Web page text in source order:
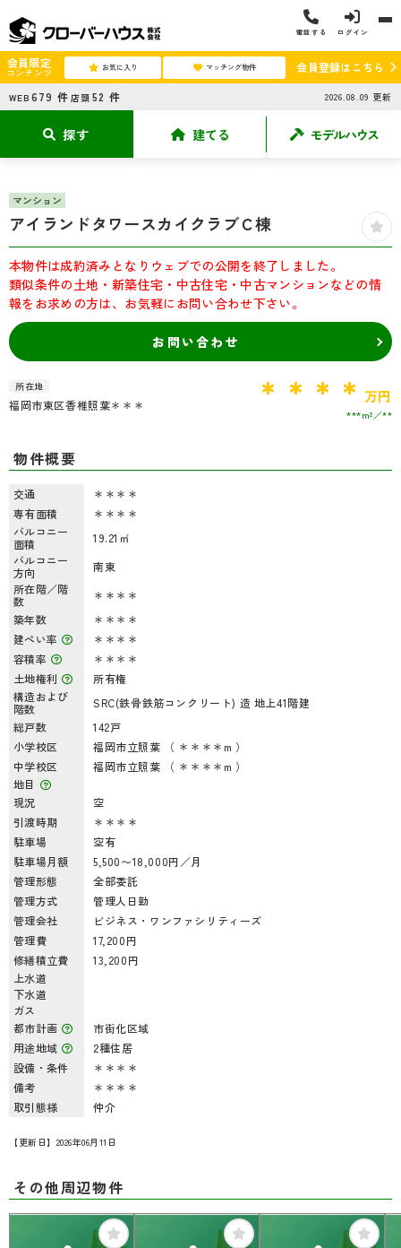
電話する ログイン
会員限定
コンテンツ お気に入り マッチング物件 会員登録はこちら
WEB 679 件 店頭 52 件 2026.08.09 更新
探す 建てる モデルハウス
マンション
アイランドタワースカイクラブＣ棟
本物件は成約済みとなりウェブでの公開を終了しました。
類似条件の土地・新築住宅・中古住宅・中古マンションなどの情
報をお求めの方は、お気軽にお問い合わせ下さい。
お問い合わせ
所在地
福岡市東区香椎照葉＊＊＊ ＊＊＊＊ 万円
***m² **
物件概要
交通
＊＊＊＊
専有面積
＊＊＊＊
バルコニー
面積
19.21㎡
バルコニー
方向
南東
所在階／階
数
＊＊＊＊
築年数
＊＊＊＊
建ぺい率
＊＊＊＊
容積率
＊＊＊＊
土地権利
所有権
構造および
階数
SRC(鉄骨鉄筋コンクリート) 造 地上41階建
総戸数
142戸
小学校区
福岡市立照葉 （ ＊＊＊＊m ）
中学校区
福岡市立照葉 （ ＊＊＊＊m ）
地目
現況
空
引渡時期
＊＊＊＊
駐車場
空有
駐車場月額
5,500〜18,000円／月
管理形態
全部委託
管理方式
管理人日勤
管理会社
ビジネス・ワンファシリティーズ
管理費
17,200円
修繕積立費
13,200円
上水道
下水道
ガス
都市計画
市街化区域
用途地域
2種住居
設備・条件
＊＊＊＊
備考
＊＊＊＊
取引態様
仲介
【更新日】2026年06月11日
その他周辺物件